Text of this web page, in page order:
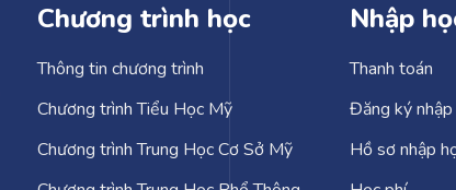
Chương trình học
Thông tin chương trình
Chương trình Tiểu Học Mỹ
Chương trình Trung Học Cơ Sở Mỹ
Nhập
Thanh toán
Đăng ký nhập
Hồ sơ nhập